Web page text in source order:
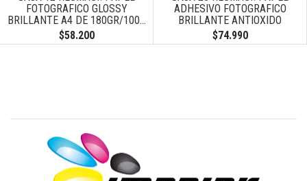
FOTOGRAFICO GLOSSY
BRILLANTE A4 DE 180GR/100...
$58.200
ADHESIVO FOTOGRAFICO
BRILLANTE ANTIOXIDO
A4/135G/50 HOJAS
$74.990